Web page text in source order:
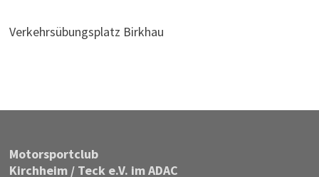
Verkehrsübungsplatz Birkhau
Motor­sportclub
Kirchheim / Teck e.V. im ADAC